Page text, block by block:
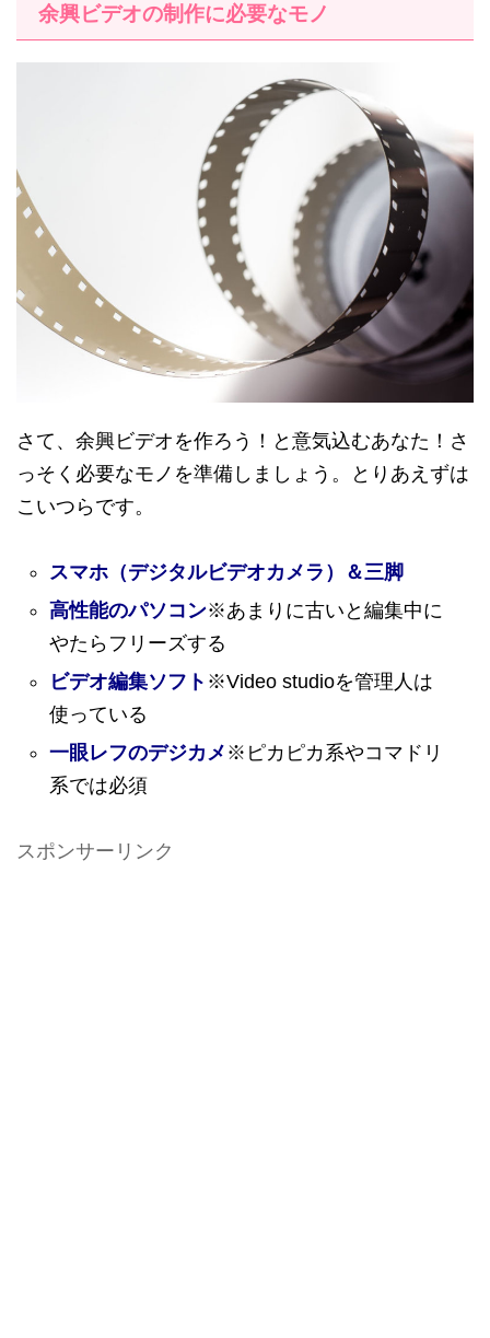
余興ビデオの制作に必要なモノ
さて、余興ビデオを作ろう！と意気込むあなた！さ
っそく必要なモノを準備しましょう。とりあえずは
こいつらです。
スマホ（デジタルビデオカメラ）＆三脚
高性能のパソコン※あまりに古いと編集中に
やたらフリーズする
ビデオ編集ソフト ※Video studioを管理人は
使っている
一眼レフのデジカメ ※ピカピカ系やコマドリ
系では必須
スポンサーリンク